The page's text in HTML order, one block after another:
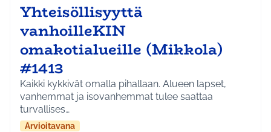
Yhteisöllisyyttä
vanhoilleKIN
omakotialueille (Mikkola)
#1413
Kaikki kykkivät omalla pihallaan. Alueen lapset,
vanhemmat ja isovanhemmat tulee saattaa
turvallises…
Arvioitavana